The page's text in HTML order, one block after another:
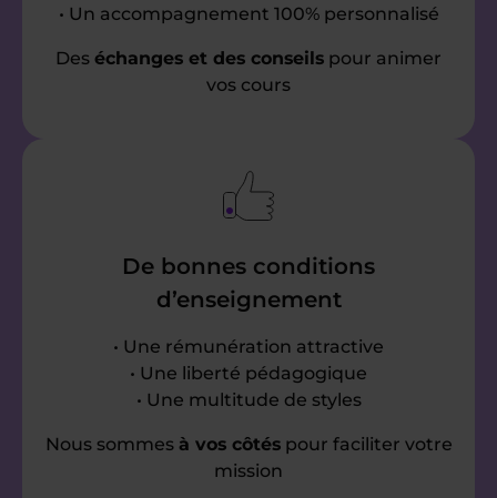
• Un accompagnement 100% personnalisé
Des échanges et des conseils pour animer
vos cours
De bonnes conditions
d’enseignement
• Une rémunération attractive
• Une liberté pédagogique
• Une multitude de styles
Nous sommes à vos côtéspour faciliter votre
mission